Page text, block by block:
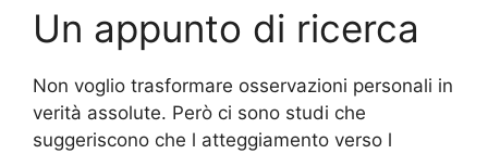
Un appunto di ricerca
Non voglio trasformare osservazioni personali in
verità assolute. Però ci sono studi che
suggeriscono che l atteggiamento verso l